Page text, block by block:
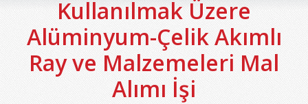
Kullanılmak Üzere
Alüminyum-Çelik Akımlı
Ray ve Malzemeleri Mal
Alımı İşi